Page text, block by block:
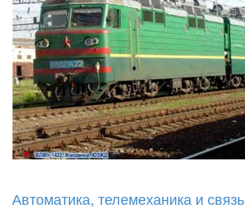
Автоматика, телемеханика и связь